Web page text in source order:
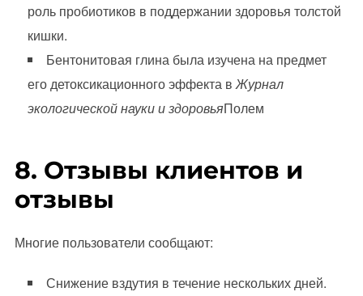
роль пробиотиков в поддержании здоровья толстой
кишки.
Бентонитовая глина была изучена на предмет
его детоксикационного эффекта вЖурнал
экологической науки и здоровьяПолем
8. Отзывы клиентов и
отзывы
Многие пользователи сообщают:
Снижение вздутия в течение нескольких дней.